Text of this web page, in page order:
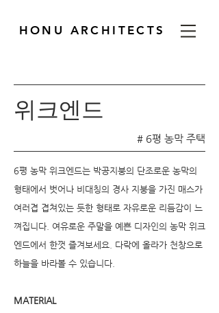
HONU ARCHITECTS
위크엔드
# 6평 농막 주택
6평 농막 위크엔드는 박공지붕의 단조로운 농막의
형태에서 벗어나 비대칭의 경사 지붕을 가진 매스가
여러겹 겹쳐있는 듯한 형태로 자유로운 리듬감이 느
껴집니다. 여유로운 주말을 예쁜 디자인의 농막 위크
엔드에서 한껏 즐겨보세요. 다락에 올라가 천창으로
하늘을 바라볼 수 있습니다.
MATERIAL